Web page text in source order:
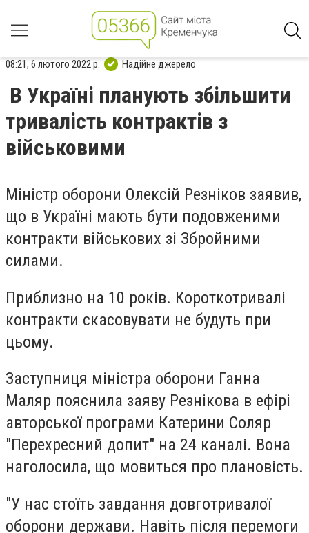
08:21, 6 лютого 2022 р. Надійне джерело
В Україні планують збільшити
тривалість контрактів з
військовими
Міністр оборони Олексій Резніков заявив,
що в Україні мають бути подовженими
контракти військових зі Збройними
силами.
Приблизно на 10 років. Короткотривалі
контракти скасовувати не будуть при
цьому.
Заступниця міністра оборони Ганна
Маляр пояснила заяву Резнікова в ефірі
авторської програми Катерини Соляр
"Перехресний допит" на 24 каналі. Вона
наголосила, що мовиться про плановість.
"У нас стоїть завдання довготривалої
оборони держави. Навіть після перемоги